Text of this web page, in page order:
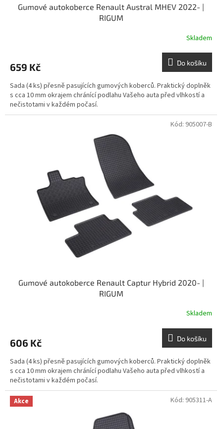
Gumové autokoberce Renault Austral MHEV 2022- |
RIGUM
Skladem
659 Kč Do košíku
Sada (4 ks) přesně pasujících gumových koberců. Praktický doplněk
s cca 10 mm okrajem chránící podlahu Vašeho auta před vlhkostí a
nečistotami v každém počasí.
Gumové autokoberce Renault Captur Hybrid 2020- |
RIGUM
Skladem
606 Kč Do košíku
Sada (4 ks) přesně pasujících gumových koberců. Praktický doplněk
s cca 10 mm okrajem chránící podlahu Vašeho auta před vlhkostí a
nečistotami v každém počasí.
Kód: 905007-B
Akce Kód: 905311-A